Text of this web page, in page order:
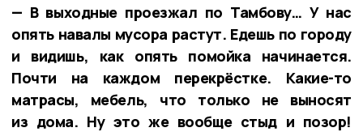
— В выходные проезжал по Тамбову… У нас
опять навалы мусора растут. Едешь по городу
и видишь, как опять помойка начинается.
Почти на каждом перекрёстке. Какие-то
матрасы, мебель, что только не выносят
из дома. Ну это же вообще стыд и позор!